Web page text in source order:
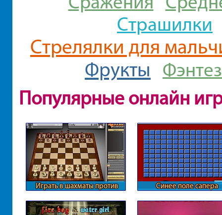
Страшилки
Стрелялки для
Фрукты
Популярные онлайн
Играть в шахматы против
Синее поле сапера